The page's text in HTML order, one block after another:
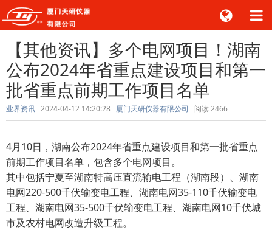
【其他资讯】多个电网项目！湖南
公布2024年省重点建设项目和第一
批省重点前期工作项目名单
业界资讯 2024-04-12 14:20:28 厦门天研仪器有限公司 阅读2466
4月10日，湖南公布2024年省重点建设项目和第一批省重点
前期工作项目名单，包含多个电网项目。
其中包括宁夏至湖南特高压直流输电工程（湖南段）、湖南
电网220-500千伏输变电工程、湖南电网35-110千伏输变电
工程、湖南电网35-500千伏输变电工程、湖南电网10千伏城
市及农村电网改造升级工程。